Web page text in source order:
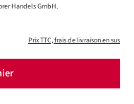
Handels GmbH.
Prix TTC, frais de livraison en sus